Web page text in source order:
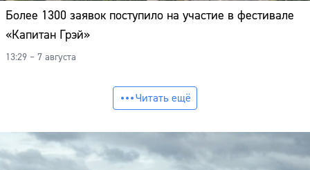
Более 1300 заявок поступило на участие в фестивале
«Капитан Грэй»
13:29 – 7 августа
Читать ещё